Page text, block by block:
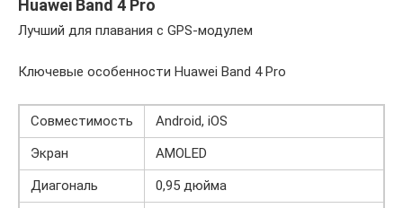
Huawei Band 4 Pro
Лучший для плавания с GPS-модулем
Ключевые особенности Huawei Band 4 Pro
Совместимость
Android, iOS
Экран
AMOLED
Диагональ
0,95 дюйма